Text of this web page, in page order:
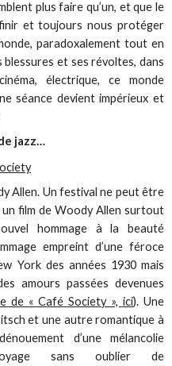
plus faire qu’un, et que le
et toujours nous protéger
paradoxalement tout en
et ses révoltes, dans
électrique, ce monde
séance devient impérieux et
jazz…
Allen. Un festival ne peut être
un film de Woody Allen surtout
hommage à la beauté
empreint d’une féroce
York des années 1930 mais
amours passées devenues
de « Café Society », ici). Une
et une autre romantique à
d’une mélancolie
sans oublier de